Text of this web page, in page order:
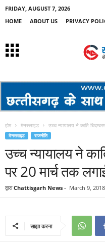
FRIDAY, AUGUST 7, 2026
HOME
ABOUT US PRIVACY
होम मेनस्लाइड उच्च न्यायालय ने कार्ति
मेनस्लाइड राजनीति
उच्च न्यायालय ने
पर 20 मार्च तक
द्वारा Chattisgarh News - March 9, 2018
साझा करना